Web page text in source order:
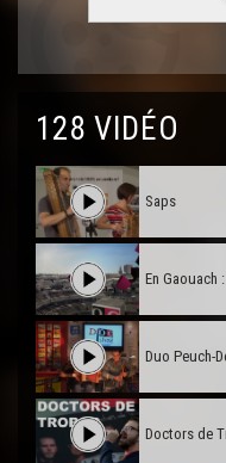
128 VIDÉO
Saps
En Gaouach
Duo Peuch-
Doctors de